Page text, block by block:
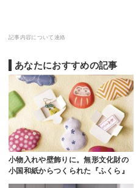
記事内容について連絡
あなたにおすすめの記事
小物入れや壁飾りに。無形文化財の
小国和紙からつくられた『ふくら』